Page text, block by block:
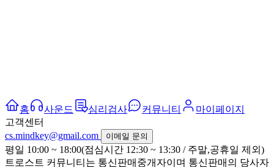
홈 사운드 심리검사 커뮤니티
마이페이지
고객센터
cs.mindkey@gmail.com
이메일 문의
평일 10:00 ~ 18:00(점심시간 12:30 ~ 13:30 / 주말,공휴일 제외)
트로스트 커뮤니티는 통신판매중개자이며 통신판매의 당사자